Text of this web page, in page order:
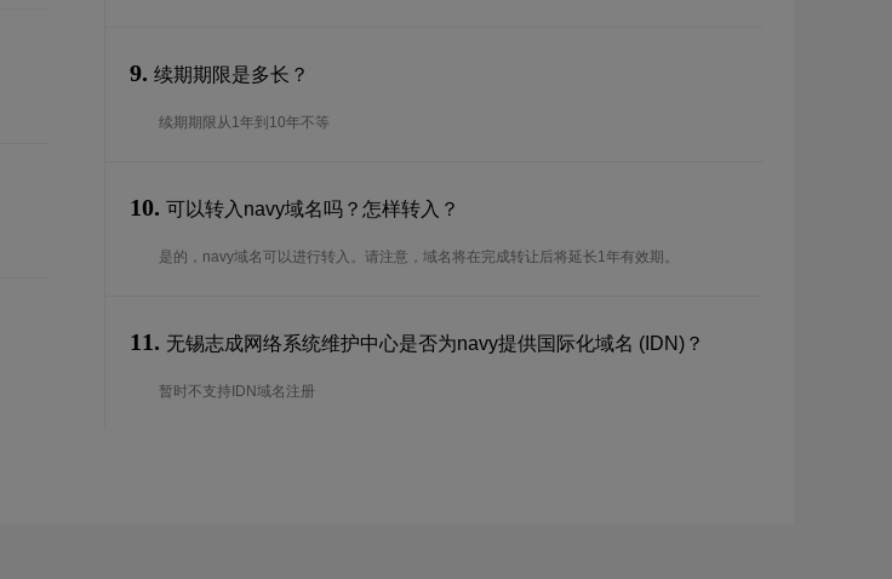
9. 续期期限是多长？
续期期限从1年到10年不等
10. 可以转入navy域名吗？怎样转入？
是的，navy域名可以进行转入。请注意，域名将在完成转让后将延长1年有效期。
11. 无锡志成网络系统维护中心是否为navy提供国际化域名 (IDN)？
暂时不支持IDN域名注册